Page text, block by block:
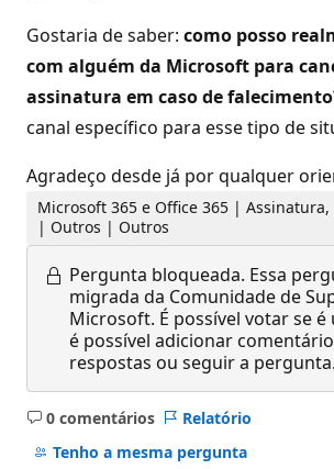
Gostaria de saber: como posso
com alguém da Microsoft para
assinatura em caso de
canal específico para esse tipo de
Agradeço desde já por qualquer
Microsoft 365 e Office 365 |
| Outros | Outros
Pergunta bloqueada. Essa
migrada da Comunidade de
Microsoft. É possível votar se é
é possível adicionar
respostas ou seguir a pergunta.
0 comentários
Sem
comentários
Relatório
Tenho a mesma pergunta